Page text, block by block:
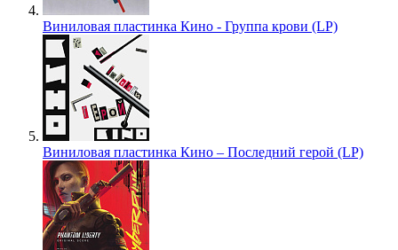
Виниловая пластинка Кино - Группа крови (LP)
Виниловая пластинка Кино – Последний герой (LP)